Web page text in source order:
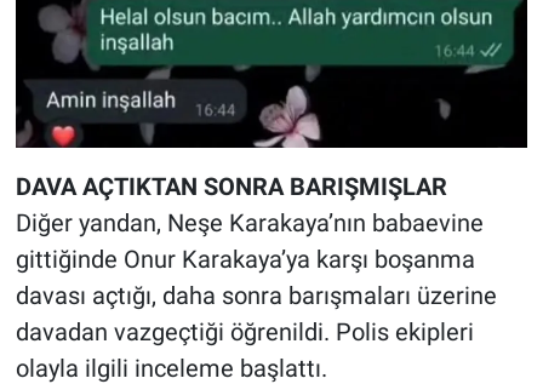
DAVA AÇTIKTAN SONRA BARIŞMIŞLAR
Diğer yandan, Neşe Karakaya’nın babaevine
gittiğinde Onur Karakaya’ya karşı boşanma
davası açtığı, daha sonra barışmaları üzerine
davadan vazgeçtiği öğrenildi. Polis ekipleri
olayla ilgili inceleme başlattı.